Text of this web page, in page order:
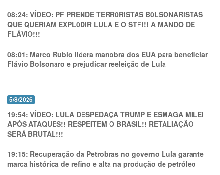
08:24: VÍDEO: PF PRENDE TERR0RlSTAS B0LSONARlSTAS
QUE QUERIAM EXPL0DlR LULA E O STF!!! A MANDO DE
FLÁVIO!!!
08:01: Marco Rubio lidera manobra dos EUA para beneficiar
Flávio Bolsonaro e prejudicar reeleição de Lula
5/8/2026
19:54: VÍDEO: LULA DESPEDAÇA TRUMP E ESMAGA MILEI
APÓS ATAQUES!! RESPEITEM O BRASIL!! RETALIAÇÃO
SERÁ BRUTAL!!!
19:15: Recuperação da Petrobras no governo Lula garante
marca histórica de refino e alta na produção de petróleo